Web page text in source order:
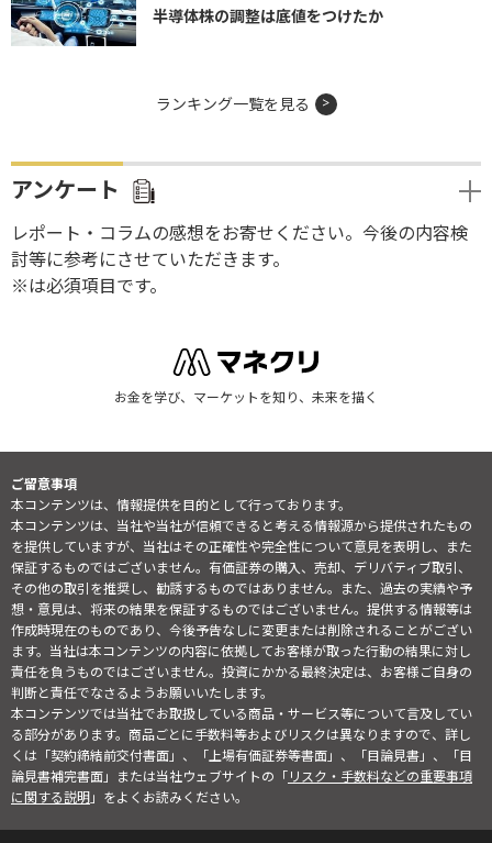
レポート・コラムの感想をお寄せください。今後の内容検
討等に参考にさせていただきます。
お金を学び、マーケットを知り、未来を描く
ご留意事項
本コンテンツは、情報提供を目的として行っております。
保証するものではございません。有価証券の購入、売却、デリバティブ取引、
想・意見は、将来の結果を保証するものではございません。提供する情報等は
判断と責任でなさるようお願いいたします。
本コンテンツでは当社でお取扱している商品・サービス等について言及してい
る部分があります。商品ごとに手数料等およびリスクは異なりますので、詳し
くは「契約締結前交付書面」、「上場有価証券等書面」、「目論見書」、「目
論見書補完書面」または当社ウェブサイトの「リスク・手数料などの重要事項
に関する説明」をよくお読みください。
金融商品取引業者 関東財務局長（金商）第165号
日本証券業協会、一般社団法人 第二種金融商品取引業協会、一般社
団法人 金融先物取引業協会、
一般社団法人 日本暗号資産等取引業協会、一般社団法人 資産運用業
協会
リスク・手数料などの重要事項
個人情報のお取り扱いについて
マネックス証券株式会社 会社概要 お問合せ